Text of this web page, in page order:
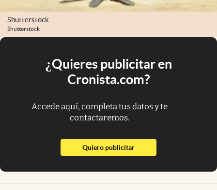
Shutterstock
Shutterstock
¿Quieres publicitar en
Cronista.com?
Accede aquí, completa tus datos y te
contactaremos.
Quiero publicitarabre en nueva pestaña